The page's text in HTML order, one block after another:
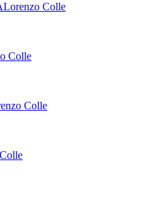
Lorenzo Colle
Colle
Colle